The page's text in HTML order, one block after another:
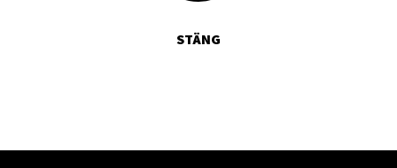
STÄNG